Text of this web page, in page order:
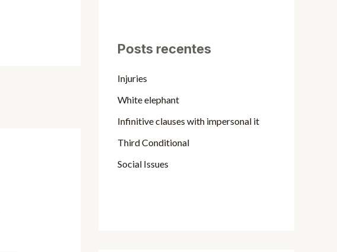
Posts recentes
Injuries
White elephant
Infinitive clauses with impersonal it
Third Conditional
Social Issues